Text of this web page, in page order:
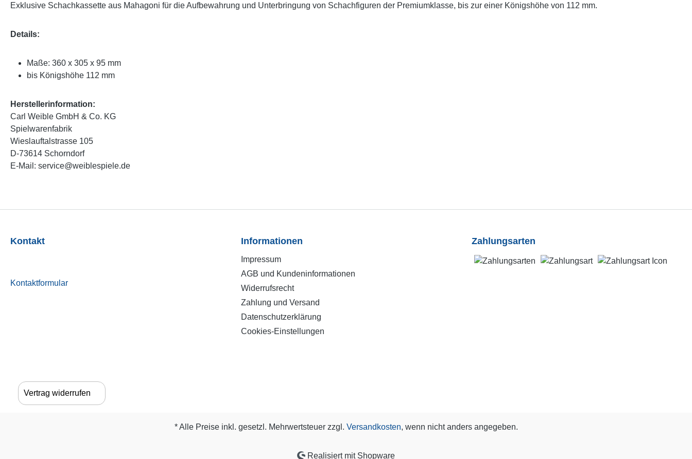
Exklusive Schachkassette aus Mahagoni für die Aufbewahrung und Unterbringung von Schachfiguren der Premiumklasse, bis zur einer Königshöhe von 112 mm.
Details:
Maße: 360 x 305 x 95 mm
bis Königshöhe 112 mm
Herstellerinformation:
Carl Weible GmbH & Co. KG
Spielwarenfabrik
Wieslauftalstrasse 105
D-73614 Schorndorf
E-Mail: service@weiblespiele.de
Kontakt
Kontaktformular
Informationen
Impressum
AGB und Kundeninformationen
Widerrufsrecht
Zahlung und Versand
Datenschutzerklärung
Cookies-Einstellungen
Zahlungsarten
Vertrag widerrufen
* Alle Preise inkl. gesetzl. Mehrwertsteuer zzgl. Versandkosten, wenn nicht anders angegeben.
Realisiert mit Shopware